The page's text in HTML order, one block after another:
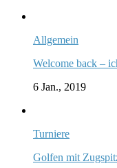
Allgemein
Welcome back –
6 Jan., 2019
Turniere
Golfen mit